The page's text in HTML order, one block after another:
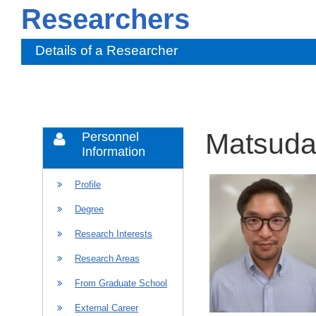
Researchers
Details of a Researcher
Personnel
Information
Profile
Degree
Research Interests
Research Areas
From Graduate School
External Career